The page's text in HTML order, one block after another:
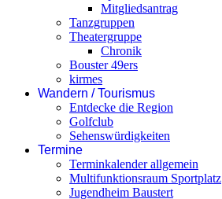
Mitgliedsantrag
Tanzgruppen
Theatergruppe
Chronik
Bouster 49ers
kirmes
Wandern / Tourismus
Entdecke die Region
Golfclub
Sehenswürdigkeiten
Termine
Terminkalender allgemein
Multifunktionsraum Sportplatz
Jugendheim Baustert